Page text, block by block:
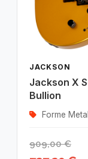
JACKSON
Jackson X
Bullion
Forme Metal
909,00 €